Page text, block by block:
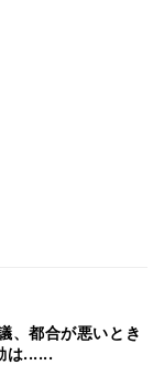
、都合が悪いとき
は......